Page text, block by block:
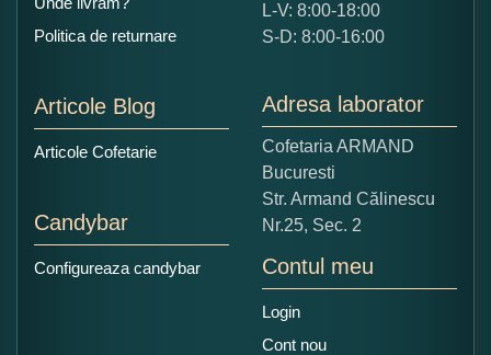
Ce nota acordati acestui produs?
5
Copiati alaturi numarul din imagine:
Politica de returnare
Articole Blog
Articole Cofetarie
Candybar
Configureaza candybar
L-V: 8:00-18:00
S-D: 8:00-16:00
Adresa laborator
Cofetaria ARMAND
Bucuresti
Str. Armand Călinescu
Nr.25, Sec. 2
Contul meu
Login
Cont nou